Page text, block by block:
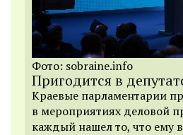
Фото: sobraine.info
Пригодится в
Краевые парламентарии
в мероприятиях деловой
каждый нашел то, что ему